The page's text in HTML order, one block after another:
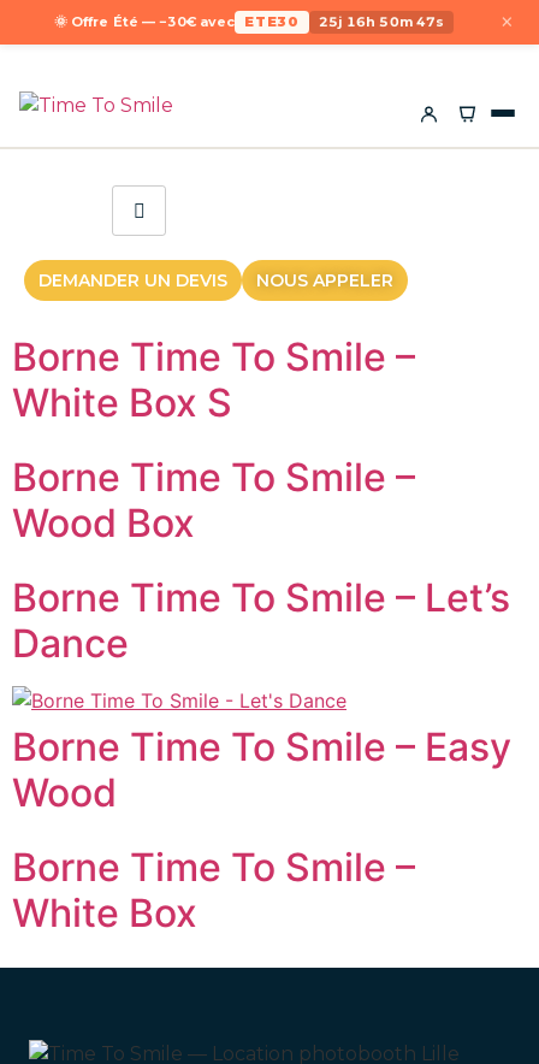
🌞 Offre Été — −30€ avec ETE30 25j 16h 50m 47s ×
DEMANDER UN DEVIS NOUS APPELER
Borne Time To Smile –
White Box S
Borne Time To Smile –
Wood Box
Borne Time To Smile – Let’s
Dance
Borne Time To Smile – Easy
Wood
Borne Time To Smile –
White Box